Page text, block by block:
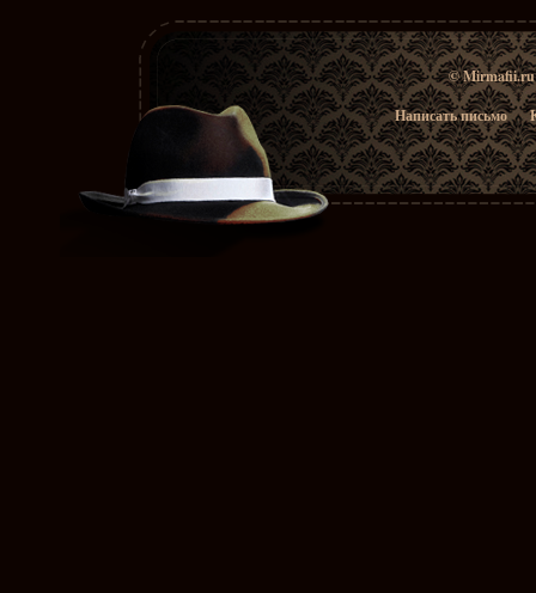
© Mirmafii.ru
Написать письмо